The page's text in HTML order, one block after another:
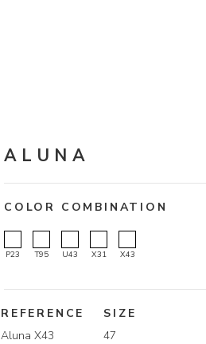
ALUNA
COLOR COMBINATION
P23 T95 U43 X31 X43
REFERENCE
Aluna X43
SIZE
47